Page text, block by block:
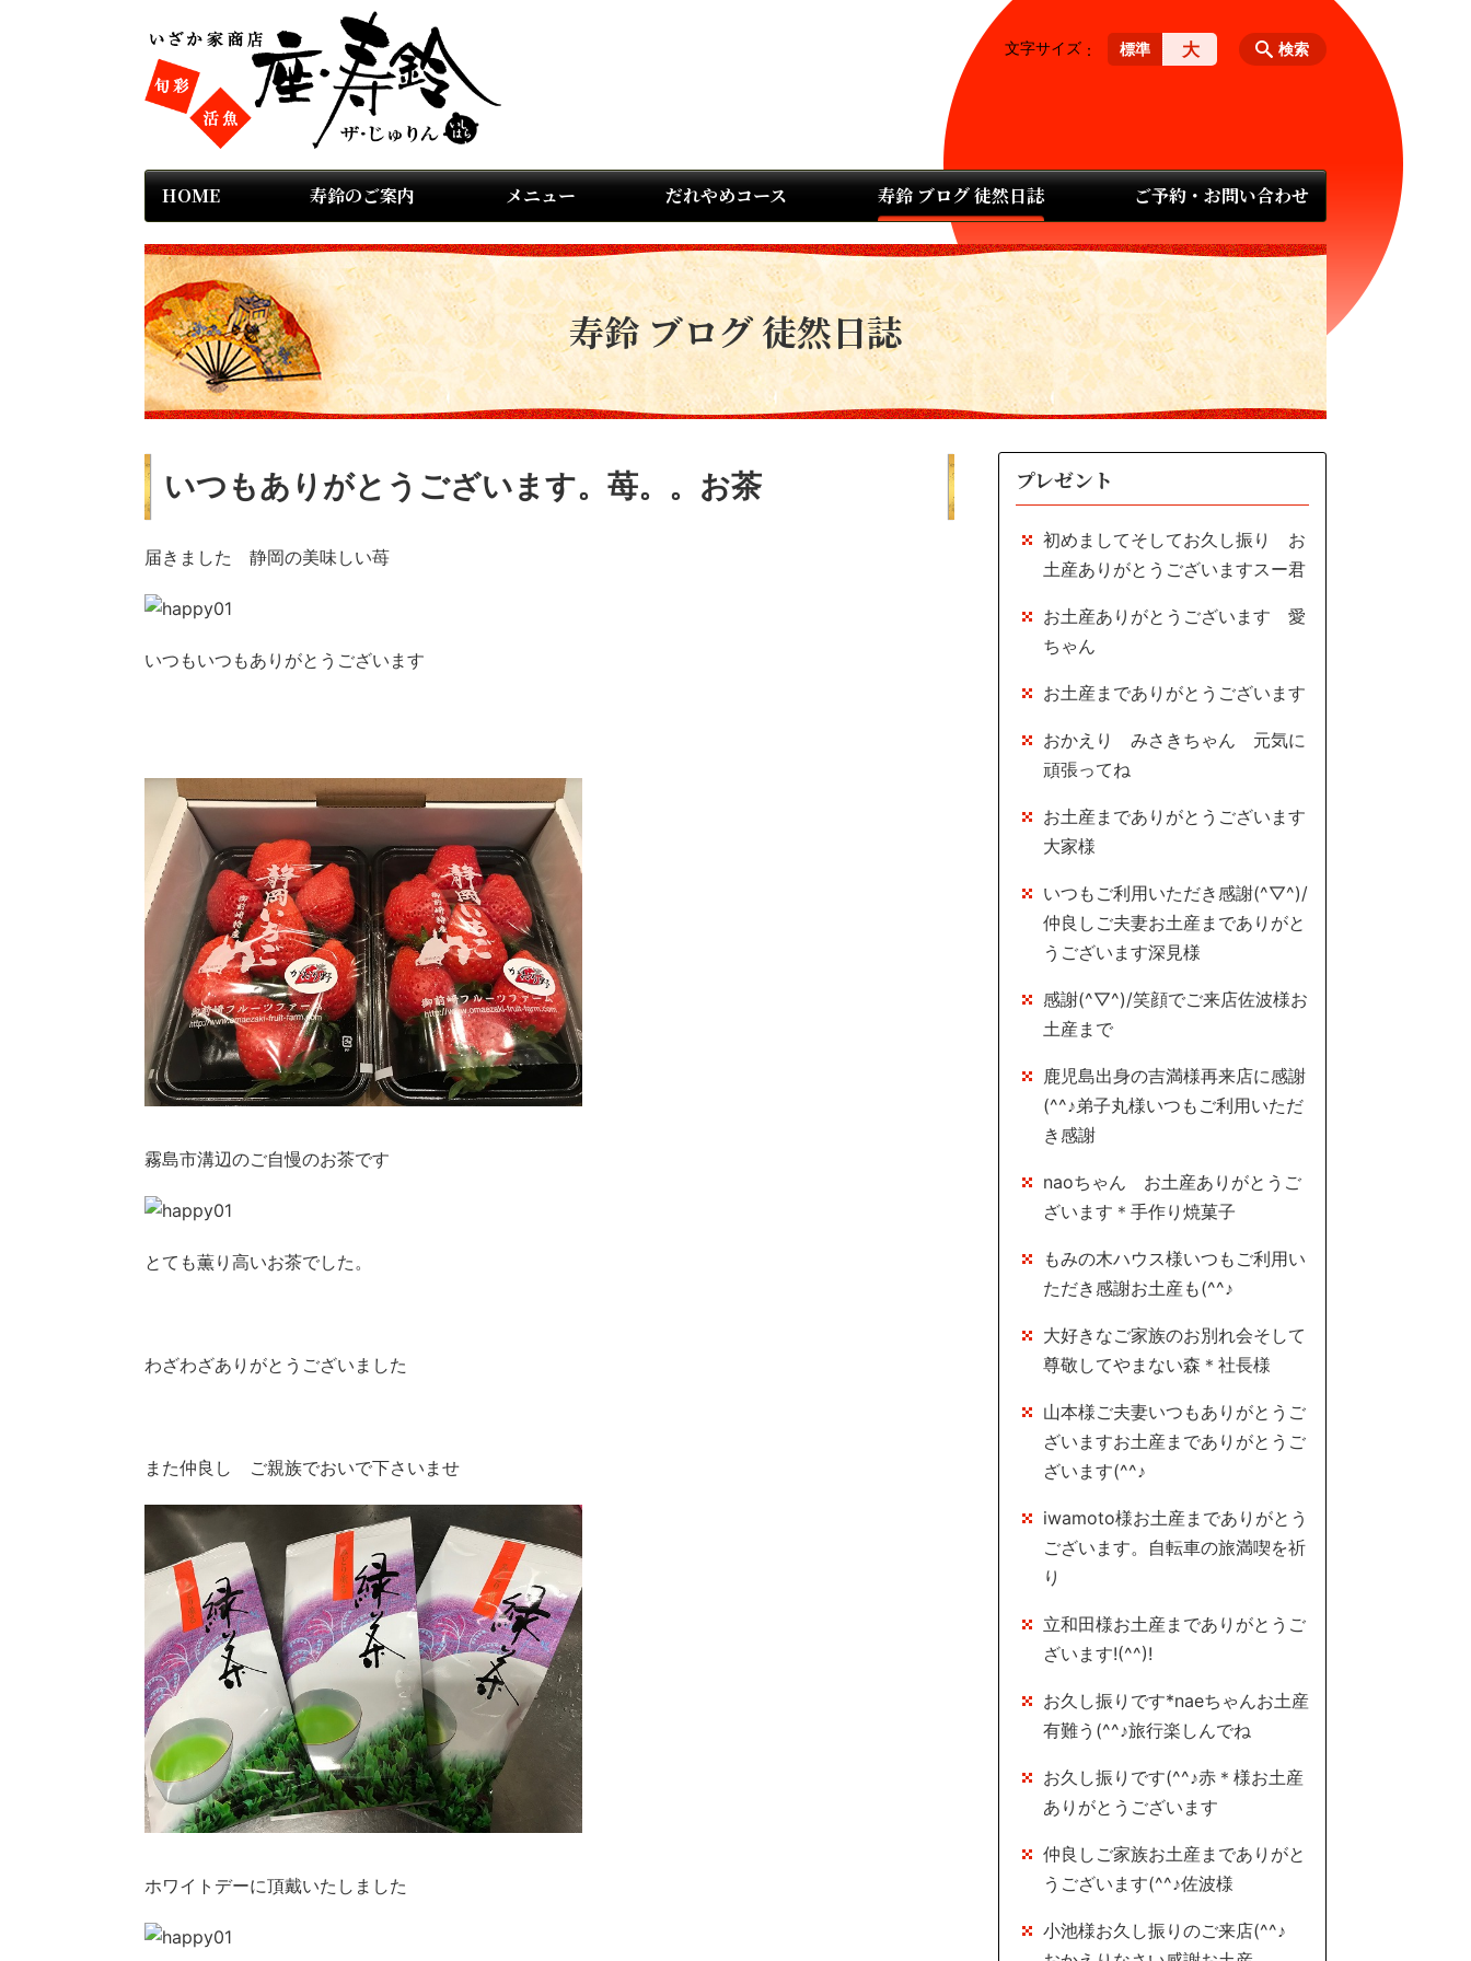
HOME 寿鈴のご案内 メニュー だれやめコース 寿鈴 ブログ 徒然日誌 ご予約・お問い合わせ
検索
文字サイズ 標準 大
寿鈴 ブログ 徒然日誌
いつもありがとうございます。苺。。お茶
届きました 静岡の美味しい苺
いつもいつもありがとうございます
霧島市溝辺のご自慢のお茶です
とても薫り高いお茶でした。
わざわざありがとうございました
また仲良し ご親族でおいで下さいませ
ホワイトデーに頂戴いたしました
プレゼント
初めましてそしてお久し振り お
土産ありがとうございますスー君
お土産ありがとうございます 愛
ちゃん
お土産までありがとうございます
おかえり みさきちゃん 元気に
頑張ってね
お土産までありがとうございます
大家様
いつもご利用いただき感謝(^▽^)/
仲良しご夫妻お土産までありがと
うございます深見様
感謝(^▽^)/笑顔でご来店佐波様お
土産まで
鹿児島出身の吉満様再来店に感謝
(^^♪弟子丸様いつもご利用いただ
き感謝
naoちゃん お土産ありがとうご
ざいます＊手作り焼菓子
もみの木ハウス様いつもご利用い
ただき感謝お土産も(^^♪
大好きなご家族のお別れ会そして
尊敬してやまない森＊社長様
山本様ご夫妻いつもありがとうご
ざいますお土産までありがとうご
ざいます(^^♪
iwamoto様お土産までありがとう
ございます。自転車の旅満喫を祈
り
立和田様お土産までありがとうご
ざいます!(^^)!
お久し振りです*naeちゃんお土産
有難う(^^♪旅行楽しんでね
お久し振りです(^^♪赤＊様お土産
ありがとうございます
仲良しご家族お土産までありがと
うございます(^^♪佐波様
小池様お久し振りのご来店(^^♪